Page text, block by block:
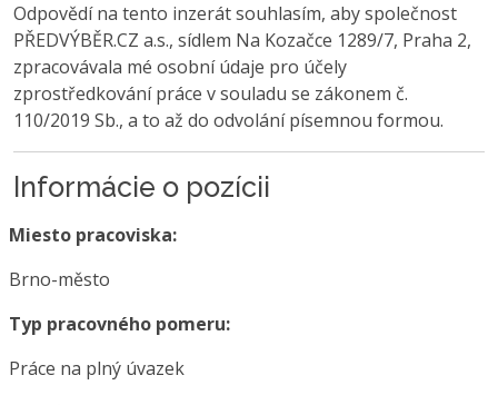
Odpovědí na tento inzerát souhlasím, aby společnost
PŘEDVÝBĚR.CZ a.s., sídlem Na Kozačce 1289/7, Praha 2,
zpracovávala mé osobní údaje pro účely
zprostředkování práce v souladu se zákonem č.
110/2019 Sb., a to až do odvolání písemnou formou.
Informácie o pozícii
Miesto pracoviska:
Brno-město
Typ pracovného pomeru:
Práce na plný úvazek